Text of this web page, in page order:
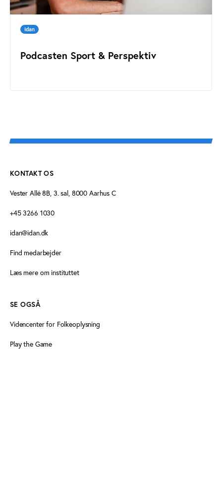
Idan
Podcasten Sport & Perspektiv
KONTAKT OS
Vester Allé 8B, 3. sal, 8000 Aarhus C
+45 3266 1030
idan@idan.dk
Find medarbejder
Læs mere om instituttet
SE OGSÅ
Videncenter for Folkeoplysning
Play the Game